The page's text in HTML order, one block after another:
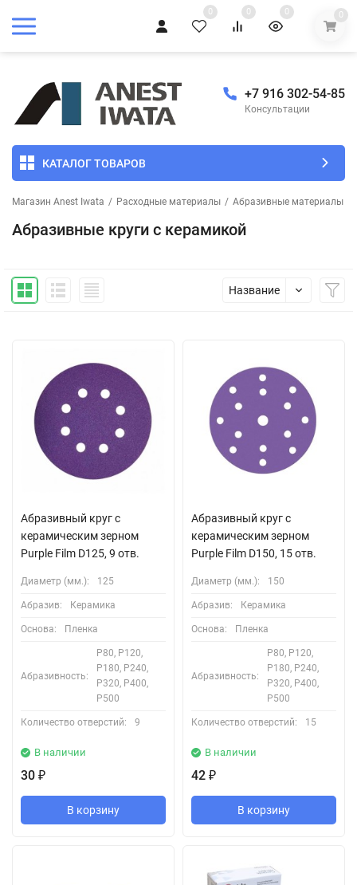
0 0 0 0
+7 916 302-54-85
Консультации
КАТАЛОГ ТОВАРОВ
Магазин Anest Iwata / Расходные материалы / Абразивные материалы
Абразивные круги с керамикой
Название
Абразивный круг с
керамическим зерном
Purple Film D125, 9 отв.
Диаметр (мм.): 125
Абразив: Керамика
Основа: Пленка
Абразивность:
P80, P120,
P180, P240,
P320, P400,
P500
Количество отверстий: 9
В наличии
30 ₽
В корзину
Абразивный круг с
керамическим зерном
Purple Film D150, 15 отв.
Диаметр (мм.): 150
Абразив: Керамика
Основа: Пленка
Абразивность:
P80, P120,
P180, P240,
P320, P400,
P500
Количество отверстий: 15
В наличии
42 ₽
В корзину